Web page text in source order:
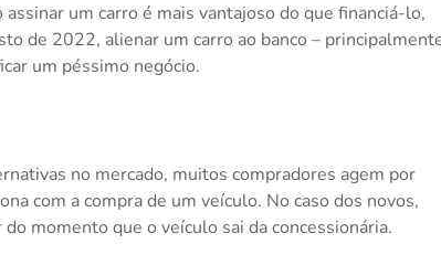
um carro é mais vantajoso do que financiá-lo,
de 2022, alienar um carro ao banco –
um péssimo negócio.
no mercado, muitos compradores agem por
com a compra de um veículo. No caso dos novos,
momento que o veículo sai da concessionária.